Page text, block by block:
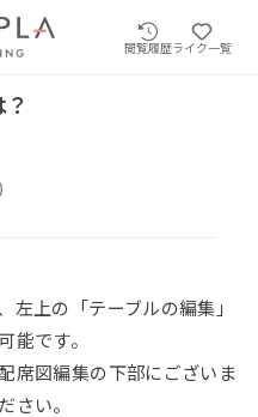
閲覧履歴ライク一覧
左上の「テーブルの編集」
能です。
席図編集の下部にございま
さい。